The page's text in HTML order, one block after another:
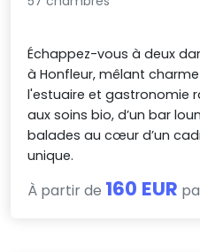
Échappez-vous à deux
à Honfleur, mêlant
l'estuaire et gastronomie
aux soins bio, d’un bar
balades au cœur d’un
unique.
À partir de 160 EUR